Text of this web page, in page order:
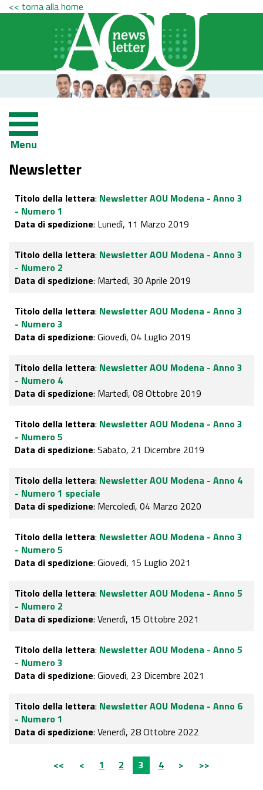
<< torna alla home
Menu
Newsletter
Titolo della lettera: Newsletter AOU Modena - Anno 3
- Numero 1
Data di spedizione: Lunedì, 11 Marzo 2019
Titolo della lettera: Newsletter AOU Modena - Anno 3
- Numero 2
Data di spedizione: Martedì, 30 Aprile 2019
Titolo della lettera: Newsletter AOU Modena - Anno 3
- Numero 3
Data di spedizione: Giovedì, 04 Luglio 2019
Titolo della lettera: Newsletter AOU Modena - Anno 3
- Numero 4
Data di spedizione: Martedì, 08 Ottobre 2019
Titolo della lettera: Newsletter AOU Modena - Anno 3
- Numero 5
Data di spedizione: Sabato, 21 Dicembre 2019
Titolo della lettera: Newsletter AOU Modena - Anno 4
- Numero 1 speciale
Data di spedizione: Mercoledì, 04 Marzo 2020
Titolo della lettera: Newsletter AOU Modena - Anno 3
- Numero 5
Data di spedizione: Giovedì, 15 Luglio 2021
Titolo della lettera: Newsletter AOU Modena - Anno 5
- Numero 2
Data di spedizione: Venerdì, 15 Ottobre 2021
Titolo della lettera: Newsletter AOU Modena - Anno 5
- Numero 3
Data di spedizione: Giovedì, 23 Dicembre 2021
Titolo della lettera: Newsletter AOU Modena - Anno 6
- Numero 1
Data di spedizione: Venerdì, 28 Ottobre 2022
<< < 1 2 3 4 > >>